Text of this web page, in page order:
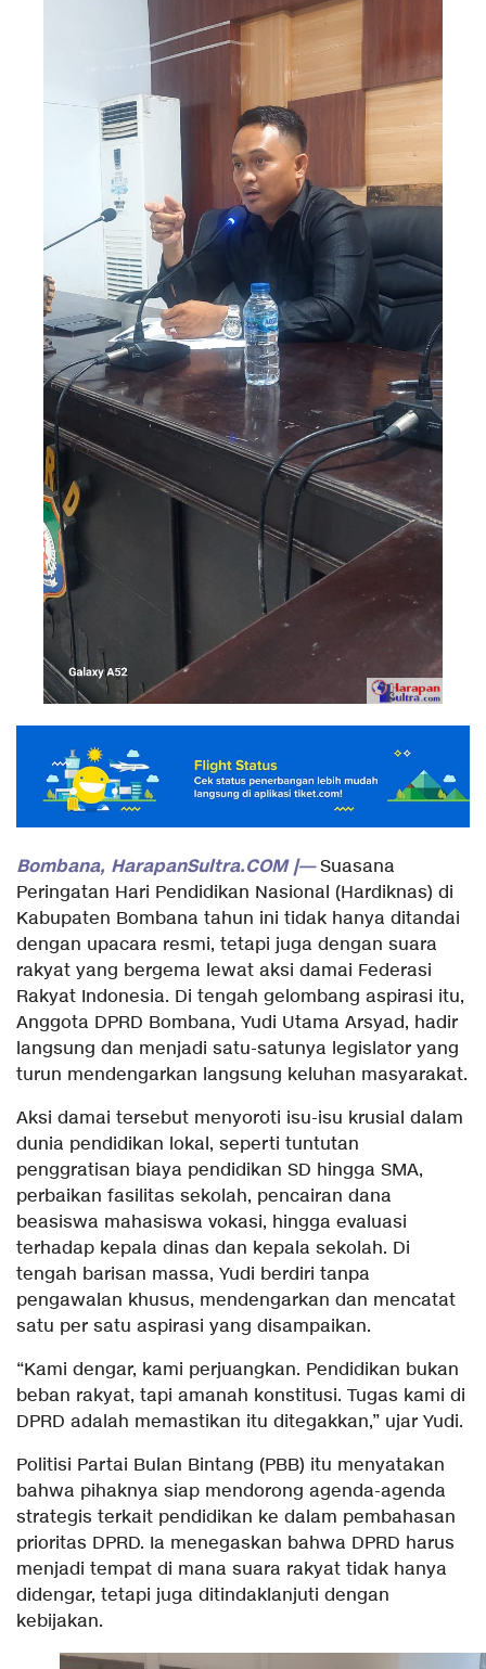
Bombana, HarapanSultra.COM |—Suasana
Peringatan Hari Pendidikan Nasional (Hardiknas) di
Kabupaten Bombana tahun ini tidak hanya ditandai
dengan upacara resmi, tetapi juga dengan suara
rakyat yang bergema lewat aksi damai Federasi
Rakyat Indonesia. Di tengah gelombang aspirasi itu,
Anggota DPRD Bombana, Yudi Utama Arsyad, hadir
langsung dan menjadi satu-satunya legislator yang
turun mendengarkan langsung keluhan masyarakat.
Aksi damai tersebut menyoroti isu-isu krusial dalam
dunia pendidikan lokal, seperti tuntutan
penggratisan biaya pendidikan SD hingga SMA,
perbaikan fasilitas sekolah, pencairan dana
beasiswa mahasiswa vokasi, hingga evaluasi
terhadap kepala dinas dan kepala sekolah. Di
tengah barisan massa, Yudi berdiri tanpa
pengawalan khusus, mendengarkan dan mencatat
satu per satu aspirasi yang disampaikan.
“Kami dengar, kami perjuangkan. Pendidikan bukan
beban rakyat, tapi amanah konstitusi. Tugas kami di
DPRD adalah memastikan itu ditegakkan,” ujar Yudi.
Politisi Partai Bulan Bintang (PBB) itu menyatakan
bahwa pihaknya siap mendorong agenda-agenda
strategis terkait pendidikan ke dalam pembahasan
prioritas DPRD. Ia menegaskan bahwa DPRD harus
menjadi tempat di mana suara rakyat tidak hanya
didengar, tetapi juga ditindaklanjuti dengan
kebijakan.